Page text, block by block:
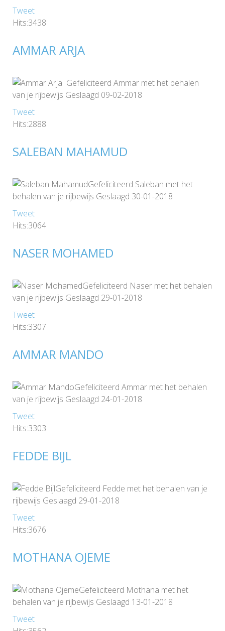
Tweet
Hits:3438
AMMAR ARJA
Gefeliciteerd Ammar met het behalen
van je rijbewijs Geslaagd 09-02-2018
Tweet
Hits:2888
SALEBAN MAHAMUD
Gefeliciteerd Saleban met het
behalen van je rijbewijs Geslaagd 30-01-2018
Tweet
Hits:3064
NASER MOHAMED
Gefeliciteerd Naser met het behalen
van je rijbewijs Geslaagd 29-01-2018
Tweet
Hits:3307
AMMAR MANDO
Gefeliciteerd Ammar met het behalen
van je rijbewijs Geslaagd 24-01-2018
Tweet
Hits:3303
FEDDE BIJL
Gefeliciteerd Fedde met het behalen van je
rijbewijs Geslaagd 29-01-2018
Tweet
Hits:3676
MOTHANA OJEME
Gefeliciteerd Mothana met het
behalen van je rijbewijs Geslaagd 13-01-2018
Tweet